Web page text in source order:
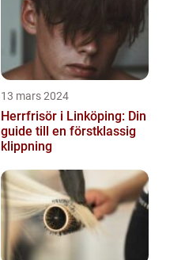
13 mars 2024
Herrfrisör i Linköping: Din
guide till en förstklassig
klippning